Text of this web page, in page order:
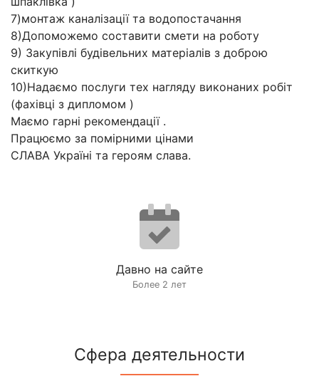
7)монтаж каналізації та водопостачання
8)Допоможемо составити смети на роботу
9) Закупівлі будівельних матеріалів з доброю
скиткую
10)Надаємо послуги тех нагляду виконаних робіт
(фахівці з дипломом )
Маємо гарні рекомендації .
Працюємо за помірними цінами
СЛАВА Україні та героям слава.
Давно на сайте
Более 2 лет
Сфера деятельности